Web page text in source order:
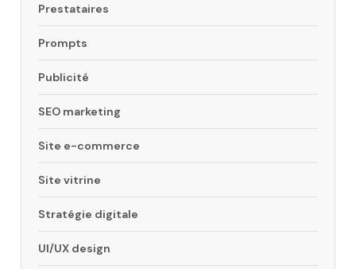
Prestataires
Prompts
Publicité
SEO marketing
Site e-commerce
Site vitrine
Stratégie digitale
UI/UX design